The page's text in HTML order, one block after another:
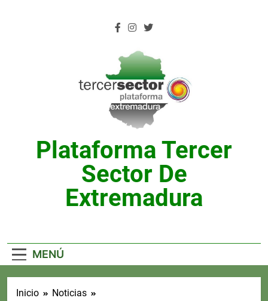
Plataforma Tercer
Sector De
Extremadura
MENÚ
Inicio
Noticias